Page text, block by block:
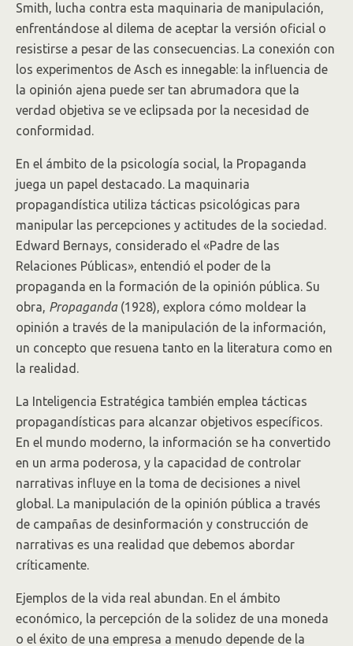
Smith, lucha contra esta maquinaria de manipulación,
enfrentándose al dilema de aceptar la versión oficial o
resistirse a pesar de las consecuencias. La conexión con
los experimentos de Asch es innegable: la influencia de
la opinión ajena puede ser tan abrumadora que la
verdad objetiva se ve eclipsada por la necesidad de
conformidad.
En el ámbito de la psicología social, la Propaganda
juega un papel destacado. La maquinaria
propagandística utiliza tácticas psicológicas para
manipular las percepciones y actitudes de la sociedad.
Edward Bernays, considerado el «Padre de las
Relaciones Públicas», entendió el poder de la
propaganda en la formación de la opinión pública. Su
obra, Propaganda(1928), explora cómo moldear la
opinión a través de la manipulación de la información,
un concepto que resuena tanto en la literatura como en
la realidad.
La Inteligencia Estratégica también emplea tácticas
propagandísticas para alcanzar objetivos específicos.
En el mundo moderno, la información se ha convertido
en un arma poderosa, y la capacidad de controlar
narrativas influye en la toma de decisiones a nivel
global. La manipulación de la opinión pública a través
de campañas de desinformación y construcción de
narrativas es una realidad que debemos abordar
críticamente.
Ejemplos de la vida real abundan. En el ámbito
económico, la percepción de la solidez de una moneda
o el éxito de una empresa a menudo depende de la